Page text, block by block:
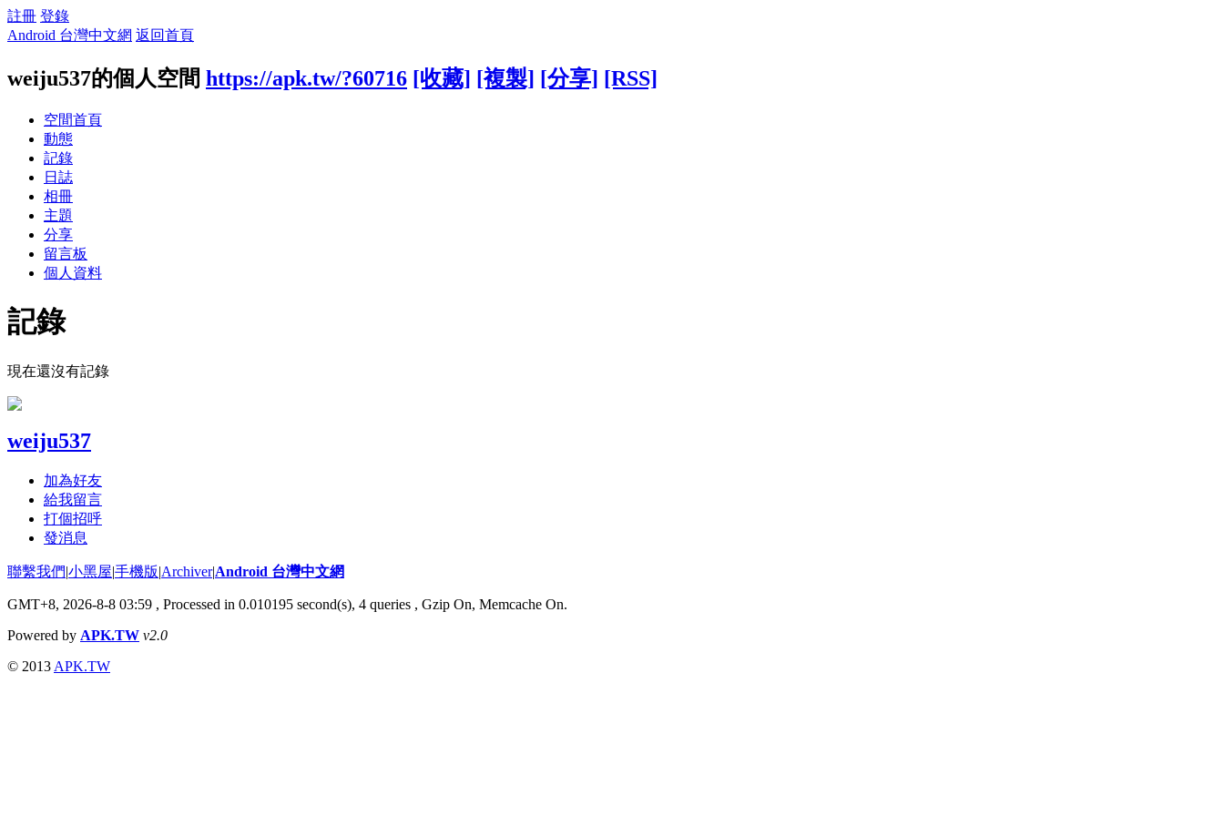
註冊 登錄
Android 台灣中文網 返回首頁
weiju537的個人空間 https://apk.tw/?60716 [收藏] [複製] [分享] [RSS]
空間首頁
動態
記錄
日誌
相冊
主題
分享
留言板
個人資料
記錄
現在還沒有記錄
weiju537
加為好友
給我留言
打個招呼
發消息
聯繫我們|小黑屋|手機版|Archiver|Android 台灣中文網
GMT+8, 2026-8-8 03:59 , Processed in 0.010195 second(s), 4 queries , Gzip On, Memcache On.
Powered by APK.TW v2.0
© 2013 APK.TW